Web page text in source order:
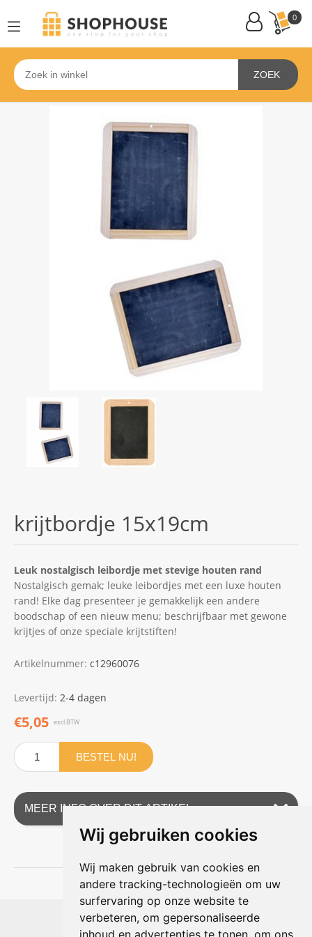
Wij gebruiken cookies
Wij maken gebruik van cookies en
andere tracking-technologieën om uw
surfervaring op onze website te
verbeteren, om gepersonaliseerde
inhoud en advertenties te tonen, om ons
0
ZOEK
krijtbordje 15x19cm
Leuk nostalgisch leibordje met stevige houten rand
Nostalgisch gemak; leuke leibordjes met een luxe houten
rand! Elke dag presenteer je gemakkelijk een andere
boodschap of een nieuw menu; beschrijfbaar met gewone
krijtjes of onze speciale krijtstiften!
Artikelnummer: c12960076
Levertijd: 2-4 dagen
€5,05 excl.BTW
BESTEL NU!
MEER INFO OVER DIT ARTIKEL
Shophouse online
Max Planckstraat 4